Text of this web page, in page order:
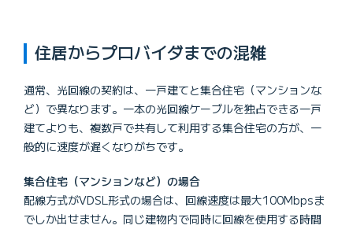
住居からプロバイダまでの混雑
通常、光回線の契約は、一戸建てと集合住宅（マンションな
ど）で異なります。一本の光回線ケーブルを独占できる一戸
建てよりも、複数戸で共有して利用する集合住宅の方が、一
般的に速度が遅くなりがちです。
集合住宅（マンションなど）の場合
配線方式がVDSL形式の場合は、回線速度は最大100Mbpsま
でしか出せません。同じ建物内で同時に回線を使用する時間